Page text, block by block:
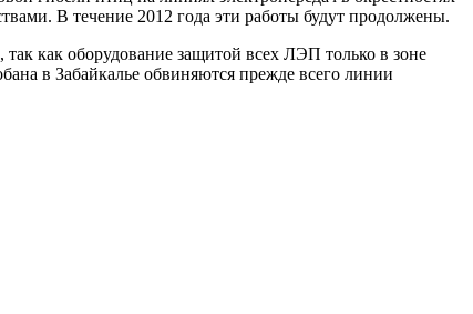
В течение 2012 года эти работы будут продолжены.
как оборудование защитой всех ЛЭП только в зоне
в Забайкалье обвиняются прежде всего линии